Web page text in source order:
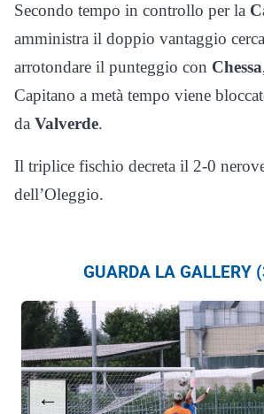
Secondo tempo in controllo per la
amministra il doppio vantaggio
arrotondare il punteggio con Chessa
Capitano a metà tempo viene
da Valverde.
Il triplice fischio decreta il 2-0
dell’Oleggio.
GUARDA LA GALLERY
←